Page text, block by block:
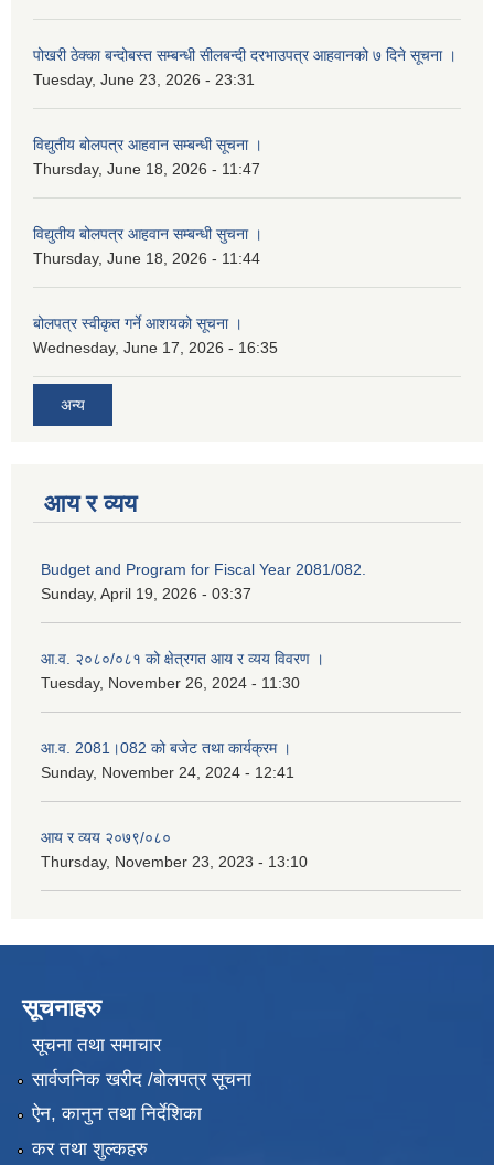
पोखरी ठेक्का बन्दोबस्त सम्बन्धी सीलबन्दी दरभाउपत्र आहवानको ७ दिने सूचना ।
Tuesday, June 23, 2026 - 23:31
विद्युतीय बोलपत्र आहवान सम्बन्धी सूचना ।
Thursday, June 18, 2026 - 11:47
विद्युतीय बोलपत्र आहवान सम्बन्धी सुचना ।
Thursday, June 18, 2026 - 11:44
बोलपत्र स्वीकृत गर्ने आशयको सूचना ।
Wednesday, June 17, 2026 - 16:35
अन्य
आय र व्यय
Budget and Program for Fiscal Year 2081/082.
Sunday, April 19, 2026 - 03:37
आ.व. २०८०/०८१ को क्षेत्रगत आय र व्यय विवरण ।
Tuesday, November 26, 2024 - 11:30
आ.व. 2081।082 को बजेट तथा कार्यक्रम ।
Sunday, November 24, 2024 - 12:41
आय र व्यय २०७९/०८०
Thursday, November 23, 2023 - 13:10
सूचनाहरु
सूचना तथा समाचार
सार्वजनिक खरीद /बोलपत्र सूचना
ऐन, कानुन तथा निर्देशिका
कर तथा शुल्कहरु